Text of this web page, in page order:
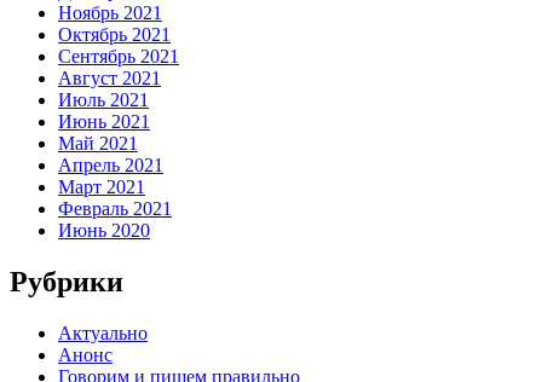
Ноябрь 2021
Октябрь 2021
Сентябрь 2021
Август 2021
Июль 2021
Июнь 2021
Май 2021
Апрель 2021
Март 2021
Февраль 2021
Июнь 2020
Рубрики
Актуально
Анонс
Говорим и пишем правильно